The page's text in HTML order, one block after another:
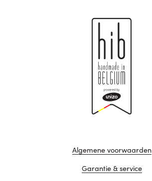
Algemene voorwaarden
Garantie & service